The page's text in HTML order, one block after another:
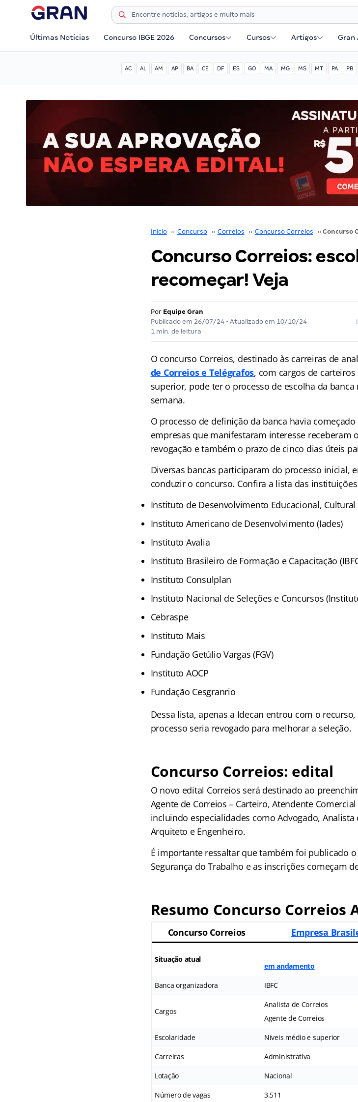
Últimas Notícias Concurso IBGE 2026 Concursos Cursos Artigos Gran
AC AL AM AP BA CE DF ES GO MA MG MS MT PA PB
Início ›› Concurso ›› Correios ›› Concurso Correios ››
Concurso Correios:
recomeçar! Veja
Por Equipe Gran
Publicado em 26/07/24• Atualizado em 10/10/24
1 min. de leitura
O concurso Correios, destinado às carreiras de
de Correios e Telégrafos, com cargos de
superior, pode ter o processo de escolha da
semana.
O processo de definição da banca havia
empresas que manifestaram interesse receberam
revogação e também o prazo de cinco dias úteis
Diversas bancas participaram do processo inicial,
conduzir o concurso. Confira a lista das
Instituto de Desenvolvimento Educacional,
Instituto Americano de Desenvolvimento (Iades)
Instituto Avalia
Instituto Brasileiro de Formação e Capacitação
Instituto Consulplan
Instituto Nacional de Seleções e Concursos
Cebraspe
Instituto Mais
Fundação Getúlio Vargas (FGV)
Instituto AOCP
Fundação Cesgranrio
Dessa lista, apenas a Idecan entrou com o
processo seria revogado para melhorar a seleção.
Concurso Correios: edital
O novo edital Correios será destinado ao
Agente de Correios – Carteiro, Atendente
incluindo especialidades como Advogado, Analista
Arquiteto e Engenheiro.
É importante ressaltar que também foi publicado
Segurança do Trabalho e as inscrições começam
Resumo Concurso Correios
Concurso Correios Empresa
Situação atual
em andamento
Banca organizadora IBFC
Cargos
Analista de Correios
Agente de Correios
Escolaridade Níveis médio e superior
Carreiras Administrativa
Lotação Nacional
Número de vagas 3.511